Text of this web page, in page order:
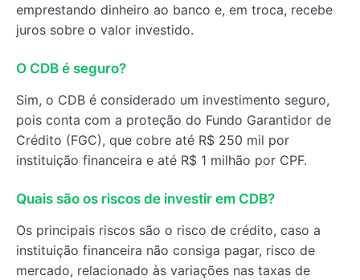
emprestando dinheiro ao banco e, em troca, recebe
juros sobre o valor investido.
O CDB é seguro?
Sim, o CDB é considerado um investimento seguro,
pois conta com a proteção do Fundo Garantidor de
Crédito (FGC), que cobre até R$ 250 mil por
instituição financeira e até R$ 1 milhão por CPF.
Quais são os riscos de investir em CDB?
Os principais riscos são o risco de crédito, caso a
instituição financeira não consiga pagar, risco de
mercado, relacionado às variações nas taxas de